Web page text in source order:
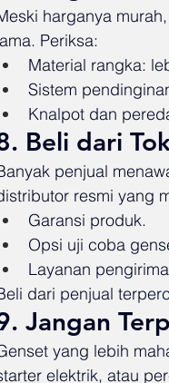
harganya
Periksa:
Material rangka:
Sistem
Knalpot dan
Beli dari
penjual
resmi yang
Garansi produk.
Opsi uji coba
Layanan
dari penjual
Jangan
yang lebih
elektrik, atau